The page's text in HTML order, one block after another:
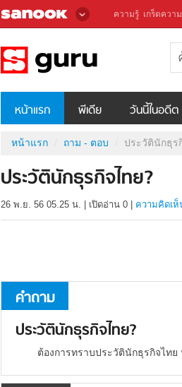
ความรู้ เกร็ดควา
หน้าแรก พีเดีย วันนี้ในอดีต
หน้าแรก ถาม - ตอบ ประวัตินักธุร
ประวัตินักธุรกิจไทย?
26 พ.ย. 56 05.25 น. เปิดอ่าน 0 ความคิดเห็
คำถาม
ประวัตินักธุรกิจไทย?
ต้องการทราบประวัตินักธุรกิจไทย